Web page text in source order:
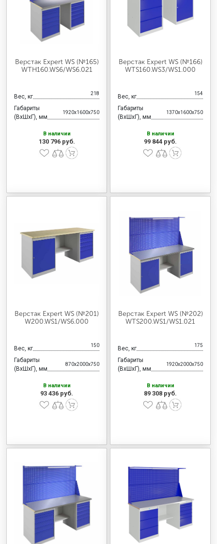
Верстак Expert WS (№165)
WTH160.WS6/WS6.021
Вес, кг 218
Габариты
(ВхШхГ), мм
1920x1600x750
В наличии
130 796 руб.
Верстак Expert WS (№166)
WTS160.WS3/WS1.000
Вес, кг 154
Габариты
(ВхШхГ), мм
1370x1600x750
В наличии
99 844 руб.
Верстак Expert WS (№201)
W200.WS1/WS6.000
Вес, кг 150
Габариты
(ВхШхГ), мм
870x2000x750
В наличии
93 436 руб.
Верстак Expert WS (№202)
WTS200.WS1/WS1.021
Вес, кг 175
Габариты
(ВхШхГ), мм
1920x2000x750
В наличии
89 308 руб.